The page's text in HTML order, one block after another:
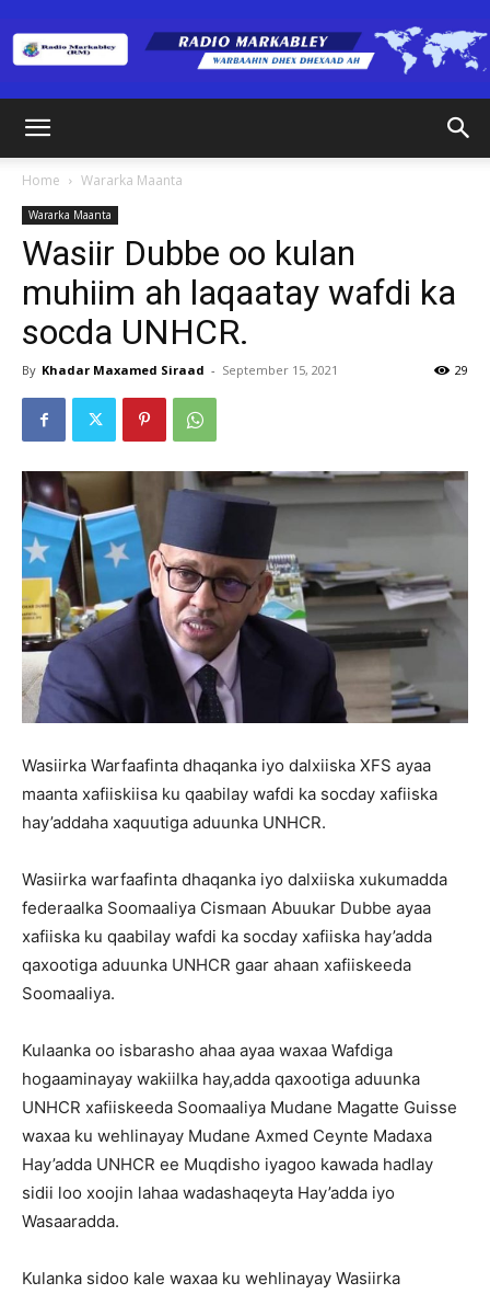
Home Wararka Maanta
Wararka Maanta
Wasiir Dubbe oo kulan
muhiim ah laqaatay wafdi ka
socda UNHCR.
By Khadar Maxamed Siraad - September 15, 2021 29
Wasiirka Warfaafinta dhaqanka iyo dalxiiska XFS ayaa
maanta xafiiskiisa ku qaabilay wafdi ka socday xafiiska
hay’addaha xaquutiga aduunka UNHCR.
Wasiirka warfaafinta dhaqanka iyo dalxiiska xukumadda
federaalka Soomaaliya Cismaan Abuukar Dubbe ayaa
xafiiska ku qaabilay wafdi ka socday xafiiska hay’adda
qaxootiga aduunka UNHCR gaar ahaan xafiiskeeda
Soomaaliya.
Kulaanka oo isbarasho ahaa ayaa waxaa Wafdiga
hogaaminayay wakiilka hay,adda qaxootiga aduunka
UNHCR xafiiskeeda Soomaaliya Mudane Magatte Guisse
waxaa ku wehlinayay Mudane Axmed Ceynte Madaxa
Hay’adda UNHCR ee Muqdisho iyagoo kawada hadlay
sidii loo xoojin lahaa wadashaqeyta Hay’adda iyo
Wasaaradda.
Kulanka sidoo kale waxaa ku wehlinayay Wasiirka